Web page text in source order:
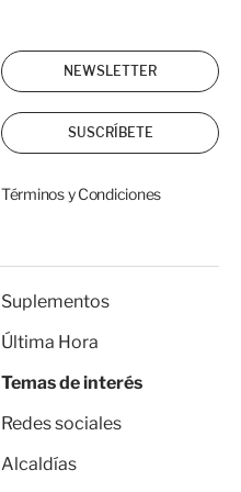
NEWSLETTER
SUSCRÍBETE
Términos y Condiciones
Suplementos
Última Hora
Temas de interés
Redes sociales
Alcaldías